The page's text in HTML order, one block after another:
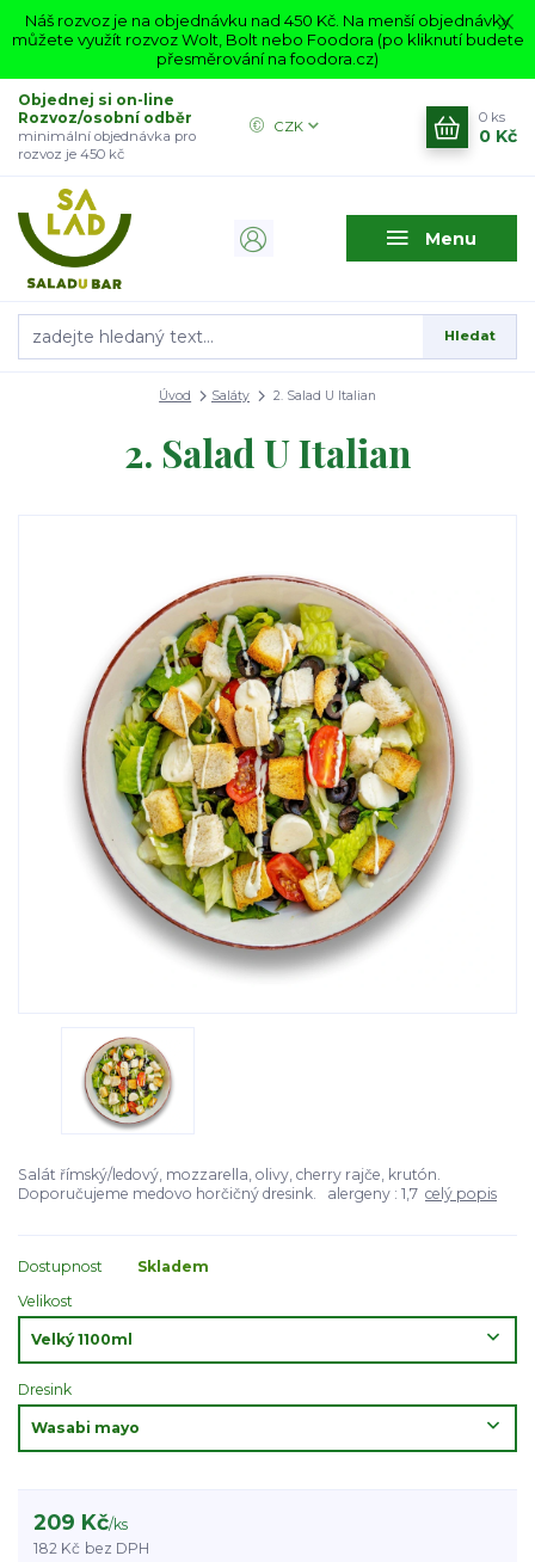
Náš rozvoz je na objednávku nad 450 Kč. Na menší objednávky
můžete využít rozvoz Wolt, Bolt nebo Foodora (po kliknutí budete
přesměrování na foodora.cz)
Menu
CZK
Hledat
Objednej si on-line
Rozvoz/osobní odběr
minimální objednávka pro
rozvoz je 450 kč
0 ks
0 Kč
Úvod Saláty 2. Salad U Italian
2. Salad U Italian
Salát římský/ledový, mozzarella, olivy, cherry rajče, krutón.
Doporučujeme medovo horčičný dresink. alergeny : 1,7 celý popis
Dostupnost
Skladem
Velikost
Dresink
209 Kč/ks
182 Kč bez DPH